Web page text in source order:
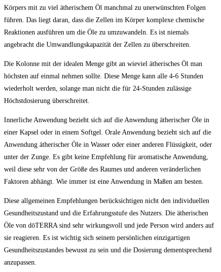
Körpers mit zu viel ätherischem Öl manchmal zu unerwünschten Folgen
führen. Das liegt daran, dass die Zellen im Körper komplexe chemische
Reaktionen ausführen um die Öle zu umzuwandeln. Es ist niemals
angebracht die Umwandlungskapazität der Zellen zu überschreiten.
Die Kolonne mit der idealen Menge gibt an wieviel ätherisches Öl man
höchsten auf einmal nehmen sollte. Diese Menge kann alle 4-6 Stunden
wiederholt werden, solange man nicht die für 24-Stunden zulässige
Höchstdosierung überschreitet.
Innerliche Anwendung bezieht sich auf die Anwendung ätherischer Öle in
einer Kapsel oder in einem Softgel. Orale Anwendung bezieht sich auf die
Anwendung ätherischer Öle in Wasser oder einer anderen Flüssigkeit, oder
unter der Zunge. Es gibt keine Empfehlung für aromatische Anwendung,
weil diese sehr von der Größe des Raumes und anderen veränderlichen
Faktoren abhängt. Wie immer ist eine Anwendung in Maßen am besten.
Diese allgemeinen Empfehlungen berücksichtigen nicht den individuellen
Gesundheitszustand und die Erfahrungsstufe des Nutzers. Die ätherischen
Öle von dōTERRA sind sehr wirkungsvoll und jede Person wird anders auf
sie reagieren. Es ist wichtig sich seinem persönlichen einzigartigen
Gesundheitszustandes bewusst zu sein und die Dosierung dementsprechend
anzupassen.